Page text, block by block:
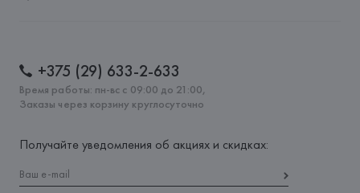
+375 (29) 633-2-633
Время работы: пн-вс с 09:00 до 21:00,
Заказы через корзину круглосуточно
Получайте уведомления об акциях и скидках: